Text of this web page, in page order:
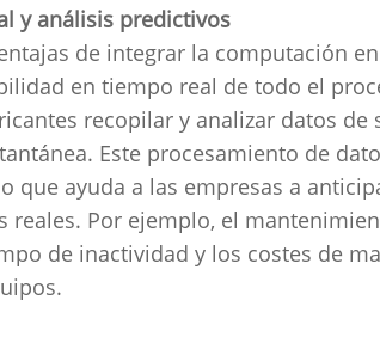
y análisis predictivos
de integrar la computación
en tiempo real de todo el
recopilar y analizar datos de
Este procesamiento de
que ayuda a las empresas a
reales. Por ejemplo, el
de inactividad y los costes de